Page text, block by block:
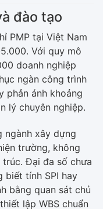
đào tạo
PMP tại Việt Nam
Với quy mô
doanh nghiệp
ngàn công trình
phản ánh khoảng
lý chuyên nghiệp.
ngành xây dựng
trường, không
Đại đa số chưa
biết tính SPI hay
bằng quan sát chủ
lập WBS chuẩn